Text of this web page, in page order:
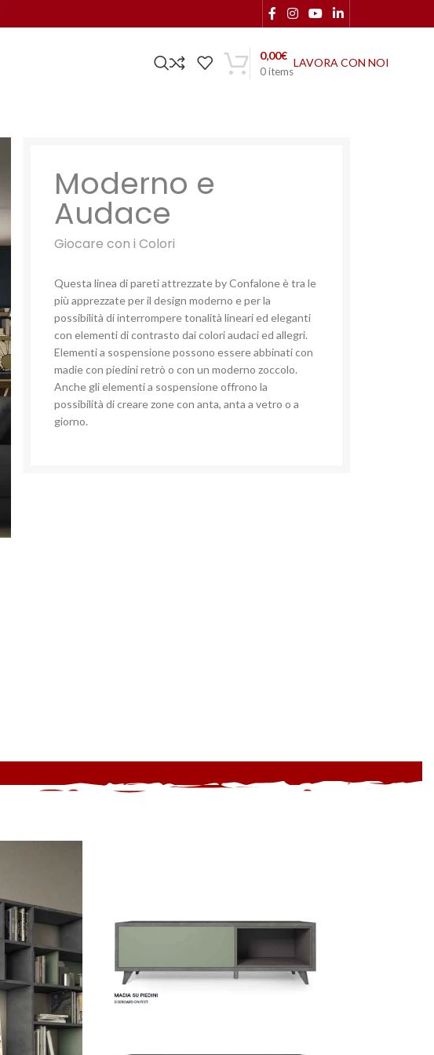
0items
0,00€
LAVORA CON NOI
Moderno e
Audace
Giocare con i Colori
Questa linea di pareti attrezzate by Confalone è tra le
più apprezzate per il design moderno e per la
possibilità di interrompere tonalità lineari ed eleganti
con elementi di contrasto dai colori audaci ed allegri.
Elementi a sospensione possono essere abbinati con
madie con piedini retrò o con un moderno zoccolo.
Anche gli elementi a sospensione offrono la
possibilità di creare zone con anta, anta a vetro o a
giorno.